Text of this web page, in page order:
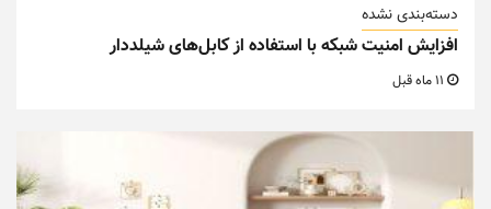
دسته‌بندی نشده
افزایش امنیت شبکه با استفاده از کابل‌های شیلددار